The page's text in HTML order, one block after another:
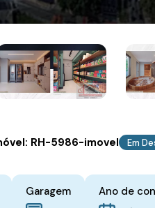
RH-5986-imovel Em
Garagem
Ano de